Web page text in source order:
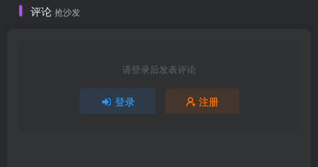
评论 抢沙发
请登录后发表评论
登录 注册